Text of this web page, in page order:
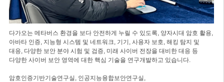
다가오는 메타버스 환경을 보다 안전하게 누릴 수 있도록, 양자시대 암호 활용,
아바타 인증, 지능형 시스템 및 네트워크, 기기, 사용자 보호, 해킹 탐지 및
대응, 다양한 보안 분야 시험 및 검증, 미래 사이버 전장을 대비한 대응 등
다양한 사이버 보안 영역에 대한 핵심 기술을 연구개발하고 있습니다.
암호인증기반기술연구실, 인공지능융합보안연구실,